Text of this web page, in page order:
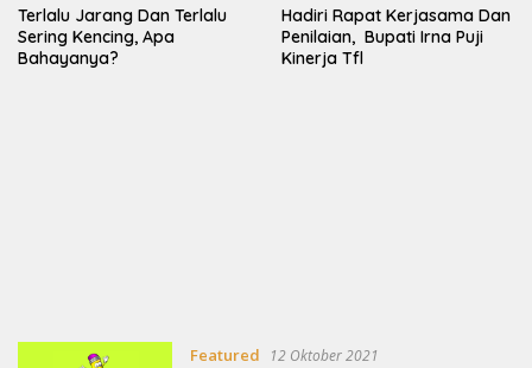
Terlalu Jarang Dan Terlalu
Sering Kencing, Apa
Bahayanya?
Hadiri Rapat Kerjasama Dan
Penilaian, Bupati Irna Puji
Kinerja Tfl
Featured 12 Oktober 2021